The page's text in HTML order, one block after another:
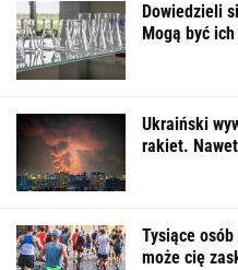
Dowiedzieli
Mogą być
Ukraiński
rakiet.
Tysiące
może cię